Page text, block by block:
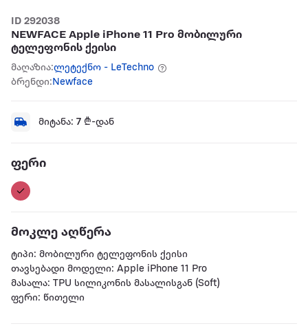
ID 292038
NEWFACE Apple iPhone 11 Pro მობილური
ტელეფონის ქეისი
მაღაზია:ლეტექნო - LeTechno
ბრენდი:Newface
მიტანა: 7 ₾-დან
ფერი
მოკლე აღწერა
ტიპი: მობილური ტელეფონის ქეისი
თავსებადი მოდელი: Apple iPhone 11 Pro
მასალა: TPU სილიკონის მასალისგან (Soft)
ფერი: წითელი